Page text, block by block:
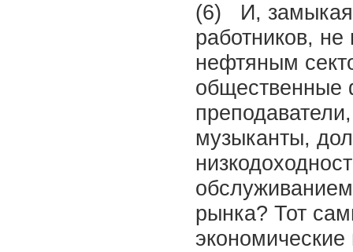
(6) И, замыкая
работников,
нефтяным
общественные
музыканты,
рынка? Тот